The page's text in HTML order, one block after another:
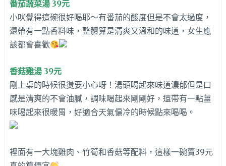
番茄蔬菜湯 39元
小吠覺得這碗很好喝耶～有番茄的酸度但是不會太過度，
還帶有一點香料味，整體算是清爽又溫和的味道，女生應
該都會喜歡
香菇雞湯 39元
剛上桌的時候很燙要小心呀！湯頭喝起來味道濃郁但是口
感是清爽的不會油膩，調味喝起來剛剛好，還帶有一點薑
味喝起來很暖胃，好適合天氣偏冷的時候點來喝喝。
裡面有一大塊雞肉、竹筍和香菇等配料，這樣一碗賣39元